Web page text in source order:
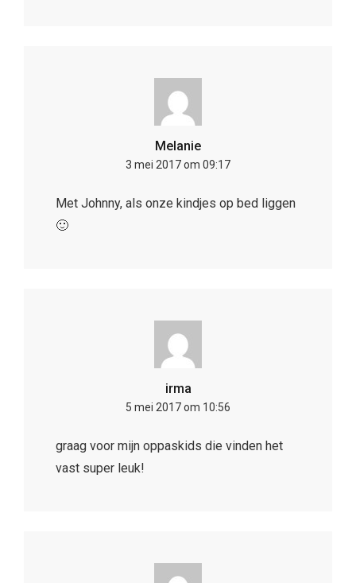
Melanie
3 mei 2017 om 09:17
Met Johnny, als onze kindjes op bed liggen
🙂
irma
5 mei 2017 om 10:56
graag voor mijn oppaskids die vinden het
vast super leuk!